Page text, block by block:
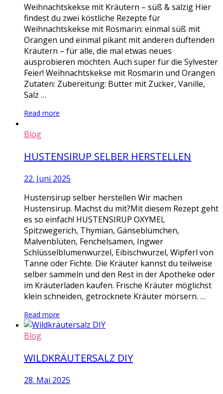
Weihnachtskekse mit Kräutern – süß & salzig Hier
findest du zwei köstliche Rezepte für
Weihnachtskekse mit Rosmarin: einmal süß mit
Orangen und einmal pikant mit anderen duftenden
Kräutern – für alle, die mal etwas neues
ausprobieren möchten. Auch super für die Sylvester
Feier! Weihnachtskekse mit Rosmarin und Orangen
Zutaten: Zubereitung: Butter mit Zucker, Vanille,
Salz …
Read more
Blog
HUSTENSIRUP SELBER HERSTELLEN
22. Juni 2025
Hustensirup selber herstellen Wir machen
Hustensirup. Machst du mit?Mit diesem Rezept geht
es so einfach! HUSTENSIRUP OXYMEL
Spitzwegerich, Thymian, Gänseblümchen,
Malvenblüten, Fenchelsamen, Ingwer
Schlüsselblumenwurzel, Eibischwurzel, Wipferl von
Tanne oder Fichte. Die Kräuter kannst du teilweise
selber sammeln und den Rest in der Apotheke oder
im Kräuterladen kaufen. Frische Kräuter möglichst
klein schneiden, getrocknete Kräuter mörsern. …
Read more
Blog
WILDKRÄUTERSALZ DIY
28. Mai 2025